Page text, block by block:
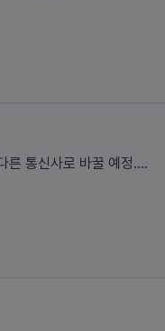
다른 통신사로 바꿀 예정....